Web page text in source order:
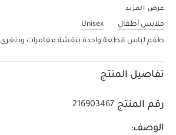
عرض المزيد
ملابس أطفال
Unisex
طقم لباس قطعة واحدة بنقشة مغامرات ودنغري
تفاصيل المنتج
رقم المنتج 216903467
الوصف: